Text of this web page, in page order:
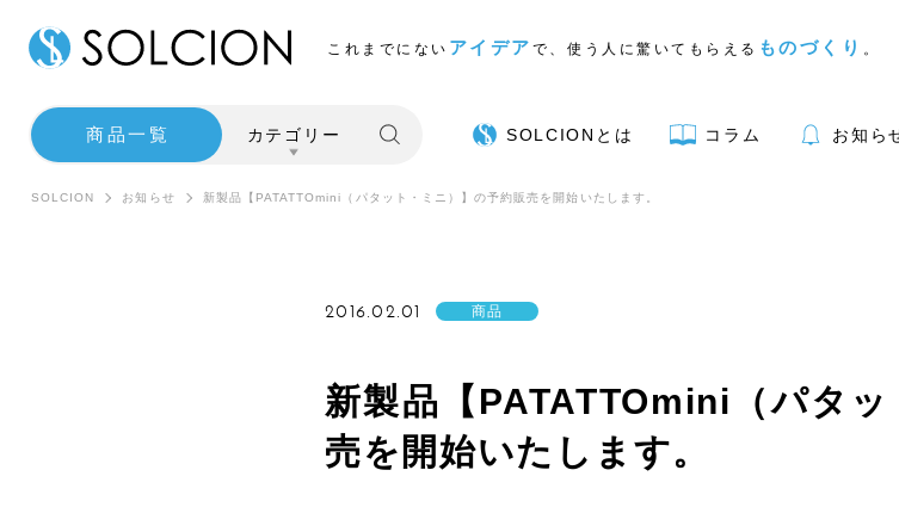
これまでにない アイデア で、使う人に驚いてもらえる ものづくり 。
商品一覧 カテゴリー SOLCIONとは コラム お知ら
SOLCION お知らせ 新製品【PATATTOmini（パタット・ミニ）】の予約販売を開始いたします。
新製品【PATATTOmini（パタ
売を開始いたします。
2016.02.01 商品